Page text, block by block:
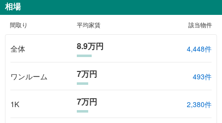
相場
間取り 平均家賃 該当物件
全体 8.9万円 4,448件
ワンルーム 7万円 493件
1K 7万円 2,380件